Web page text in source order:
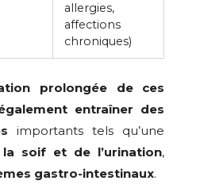
allergies,
affections
chroniques)
prolongée de ces
entraîner des
importants tels qu’une
soif et de l’urination,
gastro-intestinaux.